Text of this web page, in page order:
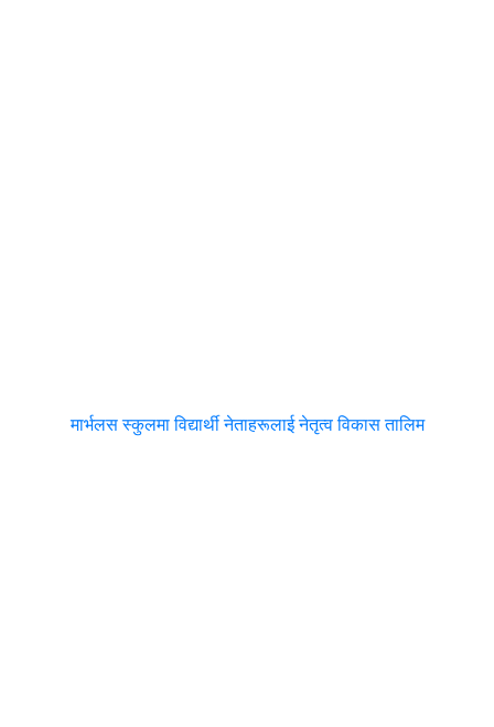
मार्भलस स्कुलमा विद्यार्थी नेताहरूलाई नेतृत्व विकास तालिम